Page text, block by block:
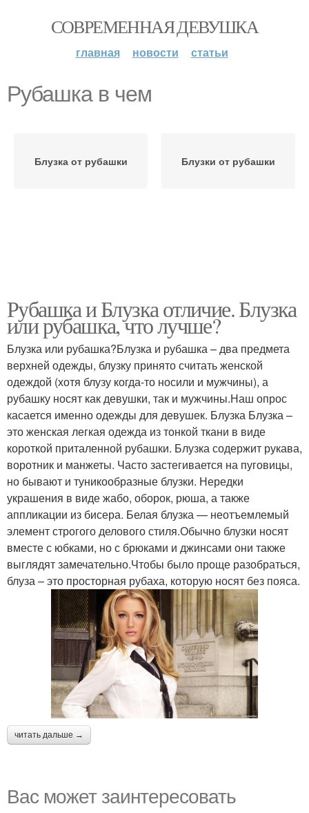
СОВРЕМЕННАЯ ДЕВУШКА
главная новости статьи
Рубашка в чем
Блузка от рубашки Блузки от рубашки
Рубашка и Блузка отличие. Блузка
или рубашка, что лучше?
Блузка или рубашка?Блузка и рубашка – два предмета
верхней одежды, блузку принято считать женской
одеждой (хотя блузу когда-то носили и мужчины), а
рубашку носят как девушки, так и мужчины.Наш опрос
касается именно одежды для девушек. Блузка Блузка –
это женская легкая одежда из тонкой ткани в виде
короткой приталенной рубашки. Блузка содержит рукава,
воротник и манжеты. Часто застегивается на пуговицы,
но бывают и туникообразные блузки. Нередки
украшения в виде жабо, оборок, рюша, а также
аппликации из бисера. Белая блузка — неотъемлемый
элемент строгого делового стиля.Обычно блузки носят
вместе с юбками, но с брюками и джинсами они также
выглядят замечательно.Чтобы было проще разобраться,
блуза – это просторная рубаха, которую носят без пояса.
читать дальше →
Вас может заинтересовать